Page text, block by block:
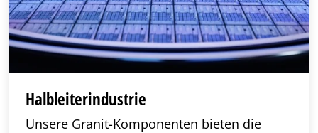
Halbleiterindustrie
Unsere Granit-Komponenten bieten die